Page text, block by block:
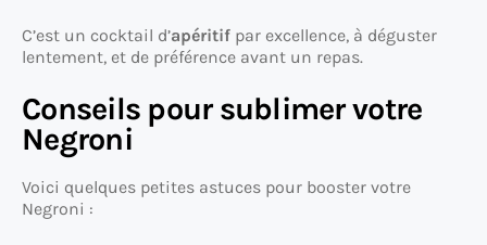
C’est un cocktail d’apéritif par excellence, à déguster
lentement, et de préférence avant un repas.
Conseils pour sublimer votre
Negroni
Voici quelques petites astuces pour booster votre
Negroni :